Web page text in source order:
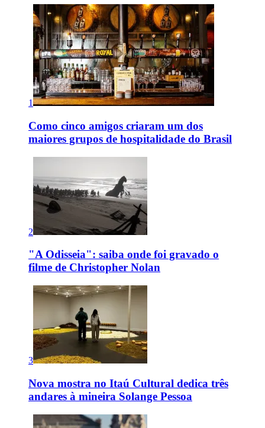
1
Como cinco amigos criaram um dos
maiores grupos de hospitalidade do Brasil
2
"A Odisseia": saiba onde foi gravado o
filme de Christopher Nolan
3
Nova mostra no Itaú Cultural dedica três
andares à mineira Solange Pessoa